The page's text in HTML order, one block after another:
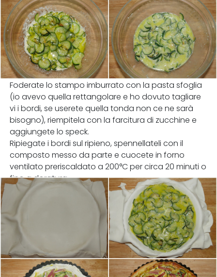
Foderate lo stampo imburrato con la pasta sfoglia
(io avevo quella rettangolare e ho dovuto tagliare
vi i bordi, se userete quella tonda non ce ne sarà
bisogno), riempitela con la farcitura di zucchine e
aggiungete lo speck.
Ripiegate i bordi sul ripieno, spennellateli con il
composto messo da parte e cuocete in forno
ventilato preriscaldato a 200°C per circa 20 minuti o
fino a doratura.